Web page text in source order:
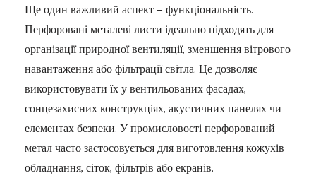
Ще один важливий аспект — функціональність.
Перфоровані металеві листи ідеально підходять для
організації природної вентиляції, зменшення вітрового
навантаження або фільтрації світла. Це дозволяє
використовувати їх у вентильованих фасадах,
сонцезахисних конструкціях, акустичних панелях чи
елементах безпеки. У промисловості перфорований
метал часто застосовується для виготовлення кожухів
обладнання, сіток, фільтрів або екранів.